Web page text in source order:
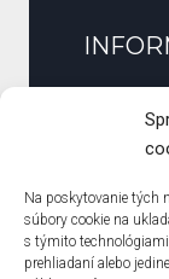
Na poskytovanie tých
súbory cookie na
s týmito
prehliadaní alebo